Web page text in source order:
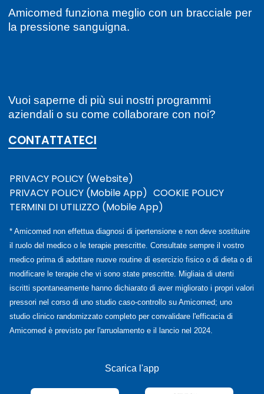
Amicomed funziona meglio con un bracciale per
la pressione sanguigna.
Vuoi saperne di più sui nostri programmi
aziendali o su come collaborare con noi?
CONTATTATECI
PRIVACY POLICY (Website)
PRIVACY POLICY (Mobile App)
COOKIE POLICY
TERMINI DI UTILIZZO (Mobile App)
Scarica l'app